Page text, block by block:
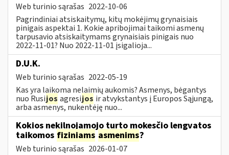
Web turinio sąrašas 2022-10-06
Pagrindiniai atsiskaitymų, kitų mokėjimų grynaisiais
pinigais aspektai 1. Kokie apribojimai taikomi asmenų
tarpusavio atsiskaitymams grynaisiais pinigais nuo
2022-11-01? Nuo 2022-11-01 įsigalioja...
D.U.K.
Web turinio sąrašas 2022-05-19
Kas yra laikoma nelaimių aukomis? Asmenys, bėgantys
nuo Rusijos agresijos ir atvykstantys į Europos Sąjungą,
arba asmenys, nukentėję nuo...
Kokios nekilnojamojo turto mokesčio lengvatos
taikomos fiziniams asmenims?
Web turinio sąrašas 2026-01-07